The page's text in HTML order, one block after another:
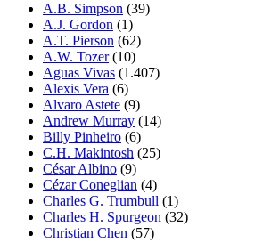
A.B. Simpson (39)
A.J. Gordon (1)
A.T. Pierson (62)
A.W. Tozer(10)
Aguas Vivas (1.407)
Alexis Vera (6)
Alvaro Astete (9)
Andrew Murray (14)
Billy Pinheiro (6)
C.H. Makintosh (25)
César Albino (9)
Cézar Coneglian (4)
Charles G. Trumbull (1)
Charles H. Spurgeon (32)
Christian Chen (57)